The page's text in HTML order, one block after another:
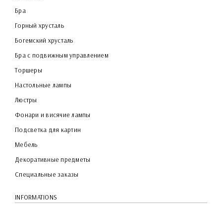
Бра
Горный хрусталь
Богемский хрусталь
Бра с подвижным управлением
Торшеры
Настольные лампы
Люстры
Фонари и висячие лампы
Подсветка для картин
Мебель
Декоративные предметы
Специальные заказы
INFORMATIONS